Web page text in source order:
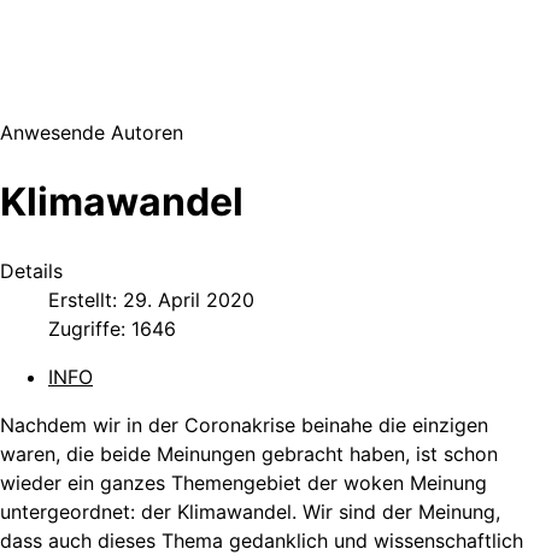
Anwesende Autoren
Klimawandel
Details
Erstellt: 29. April 2020
Zugriffe: 1646
INFO
Nachdem wir in der Coronakrise beinahe die einzigen
waren, die beide Meinungen gebracht haben, ist schon
wieder ein ganzes Themengebiet der woken Meinung
untergeordnet: der Klimawandel. Wir sind der Meinung,
dass auch dieses Thema gedanklich und wissenschaftlich